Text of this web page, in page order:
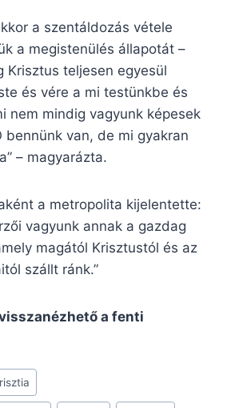
a szentáldozás vétele
a megistenülés állapotát –
Krisztus teljesen egyesül
és vére a mi testünkbe és
nem mindig vagyunk képesek
bennünk van, de mi gyakran
– magyarázta.
a metropolita kijelentette:
vagyunk annak a gazdag
magától Krisztustól és az
szállt ránk.”
a fenti